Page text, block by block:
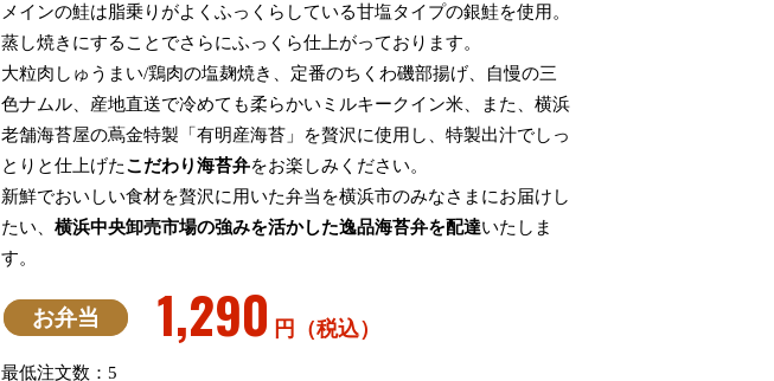
メインの鮭は脂乗りがよくふっくらしている甘塩タイプの銀鮭を使用。
蒸し焼きにすることでさらにふっくら仕上がっております。
大粒肉しゅうまい/鶏肉の塩麹焼き、定番のちくわ磯部揚げ、自慢の三
色ナムル、産地直送で冷めても柔らかいミルキークイン米、また、横浜
老舗海苔屋の蔦金特製「有明産海苔」を贅沢に使用し、特製出汁でしっ
とりと仕上げたこだわり海苔弁をお楽しみください。
新鮮でおいしい食材を贅沢に用いた弁当を横浜市のみなさまにお届けし
たい、 横浜中央卸売市場の強みを活かした逸品海苔弁を配達いたしま
す。
お弁当 1,290 円（税込）
最低注文数：5